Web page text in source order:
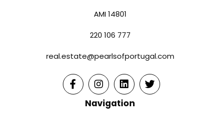
AMI 14801
220 106 777
real.estate@pearlsofportugal.com
Navigation